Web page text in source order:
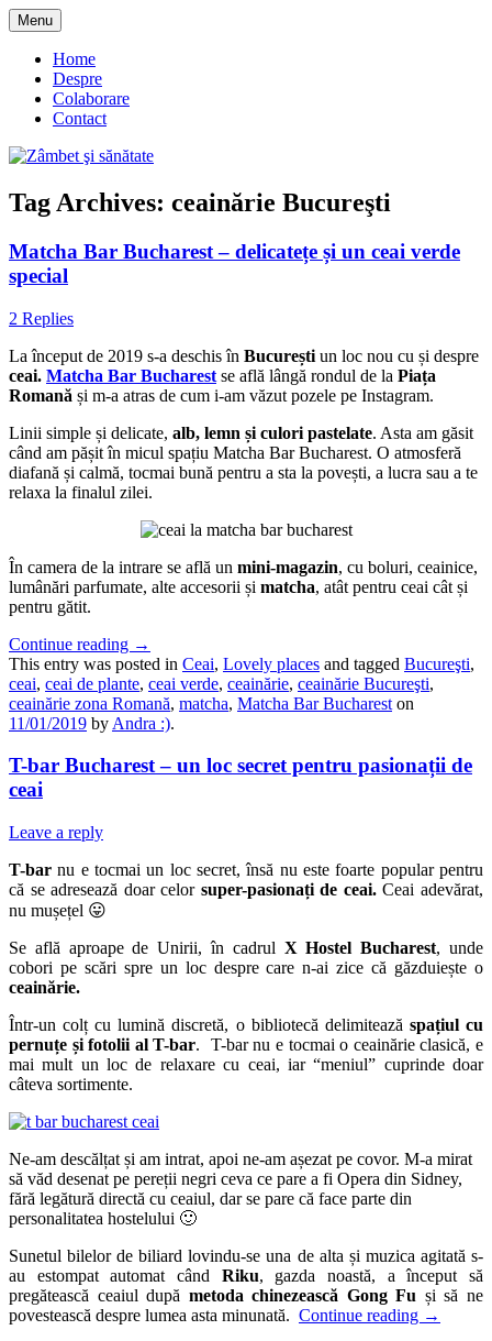
Skip
to
content
Zâmbet şi sănătate
Menu
Home
Despre
Colaborare
Contact
Tag Archives: ceainărie Bucureşti
Matcha Bar Bucharest – delicatețe și un ceai verde
special
2 Replies
La început de 2019 s-a deschis în București un loc nou cu și despre
ceai. Matcha Bar Bucharest se află lângă rondul de la Piața
Romană și m-a atras de cum i-am văzut pozele pe Instagram.
Linii simple și delicate, alb, lemn și culori pastelate. Asta am găsit
când am pășit în micul spațiu Matcha Bar Bucharest. O atmosferă
diafană și calmă, tocmai bună pentru a sta la povești, a lucra sau a te
relaxa la finalul zilei.
În camera de la intrare se află un mini-magazin, cu boluri, ceainice,
lumânări parfumate, alte accesorii și matcha, atât pentru ceai cât și
pentru gătit.
Continue reading →
This entry was posted in Ceai, Lovely places and tagged Bucureşti,
ceai, ceai de plante, ceai verde, ceainărie, ceainărie Bucureşti,
ceainărie zona Romană, matcha, Matcha Bar Bucharest on
11/01/2019 by Andra :).
T-bar Bucharest – un loc secret pentru pasionații de
ceai
Leave a reply
T-bar nu e tocmai un loc secret, însă nu este foarte popular pentru
că se adresează doar celor super-pasionați de ceai.Ceai adevărat,
nu mușețel 😛
Se află aproape de Unirii, în cadrul X Hostel Bucharest, unde
cobori pe scări spre un loc despre care n-ai zice că găzduiește o
ceainărie.
Într-un colț cu lumină discretă, o bibliotecă delimitează spațiul cu
pernuțe și fotolii al T-bar. T-bar nu e tocmai o ceainărie clasică, e
mai mult un loc de relaxare cu ceai, iar “meniul” cuprinde doar
câteva sortimente.
Ne-am descălțat și am intrat, apoi ne-am așezat pe covor. M-a mirat
să văd desenat pe pereții negri ceva ce pare a fi Opera din Sidney,
fără legătură directă cu ceaiul, dar se pare că face parte din
personalitatea hostelului 🙂
Sunetul bilelor de biliard lovindu-se una de alta și muzica agitată s-
au estompat automat când Riku, gazda noastă, a început să
pregătească ceaiul după metoda chinezească Gong Fu și să ne
povestească despre lumea asta minunată. Continue reading →